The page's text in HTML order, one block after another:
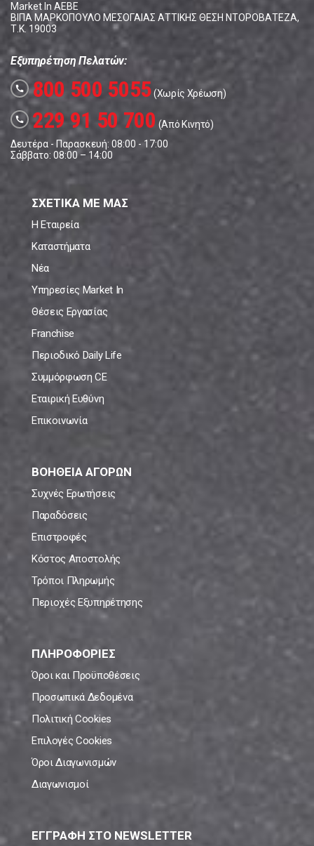
Market In ΑΕΒΕ
ΒΙΠΑ ΜΑΡΚΟΠΟΥΛΟ ΜΕΣΟΓΑΙΑΣ ΑΤΤΙΚΗΣ ΘΕΣΗ ΝΤΟΡΟΒΑΤΕΖΑ,
Τ.Κ. 19003
Εξυπηρέτηση Πελατών:
call 800 500 5055(Χωρίς Χρέωση)
call 229 91 50 700 (Από Κινητό)
Δευτέρα - Παρασκευή: 08:00 - 17:00
Σάββατο: 08:00 – 14:00
ΣΧΕΤΙΚΑ ΜΕ ΜΑΣ
Η Εταιρεία
Καταστήματα
Νέα
Υπηρεσίες Market In
Θέσεις Εργασίας
Franchise
Περιοδικό Daily Life
Συμμόρφωση CE
Εταιρική Ευθύνη
Επικοινωνία
ΒΟΗΘΕΙΑ ΑΓΟΡΩΝ
Συχνές Ερωτήσεις
Παραδόσεις
Επιστροφές
Κόστος Αποστολής
Τρόποι Πληρωμής
Περιοχές Εξυπηρέτησης
ΠΛΗΡΟΦΟΡΙΕΣ
Όροι και Προϋποθέσεις
Προσωπικά Δεδομένα
Πολιτική Cookies
Επιλογές Cookies
Όροι Διαγωνισμών
Διαγωνισμοί
ΕΓΓΡΑΦΗ ΣΤΟ NEWSLETTER